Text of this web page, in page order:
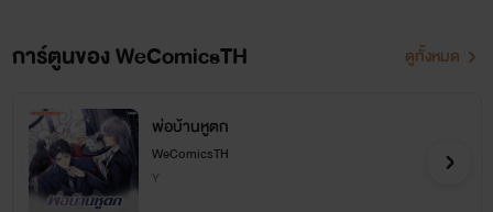
การ์ตูนของ WeComicsTH ดูทั้งหมด
พ่อบ้านหูตก
WeComicsTH
Y